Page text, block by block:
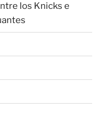
los Knicks e